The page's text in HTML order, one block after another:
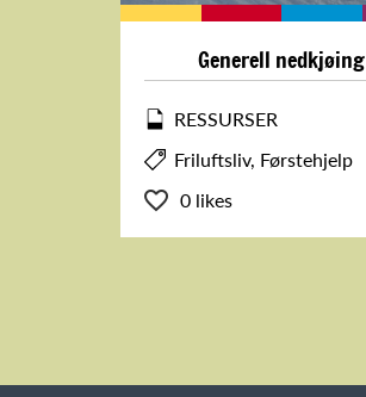
Generell nedkjøing
RESSURSER
Friluftsliv, Førstehjelp
0 likes